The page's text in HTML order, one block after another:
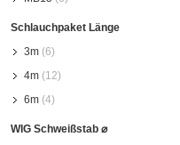
Schlauchpaket Länge
3m (6)
4m (12)
6m (4)
WIG Schweißstab ⌀